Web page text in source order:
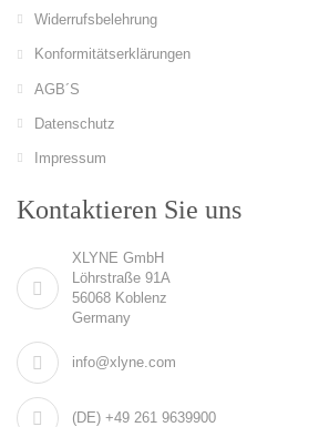
Widerrufsbelehrung
Konformitätserklärungen
AGB´S
Datenschutz
Impressum
Kontaktieren Sie uns
XLYNE GmbH
Löhrstraße 91A
56068 Koblenz
Germany
info@xlyne.com
(DE) +49 261 9639900